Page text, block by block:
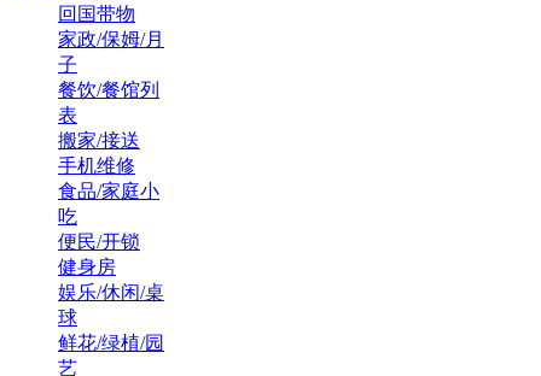
回国带物
家政/保姆/月
子
餐饮/餐馆列
表
搬家/接送
手机维修
食品/家庭小
吃
便民/开锁
健身房
娱乐/休闲/桌
球
鲜花/绿植/园
艺